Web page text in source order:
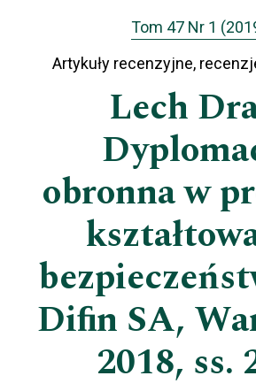
Tom 47 Nr 1
Artykuły recenzyjne,
Lech
obronna w
Diﬁn SA,
2018, ss.